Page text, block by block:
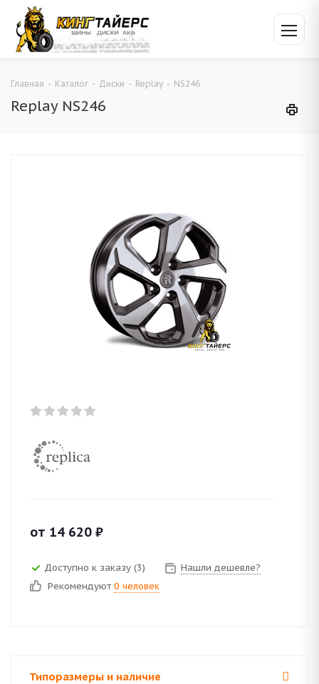
Главная - Каталог - Диски - Replay - NS246
Replay NS246
от 14 620 ₽
Доступно к заказу (3)
Нашли дешевле?
Рекомендуют 0 человек
Типоразмеры и наличие